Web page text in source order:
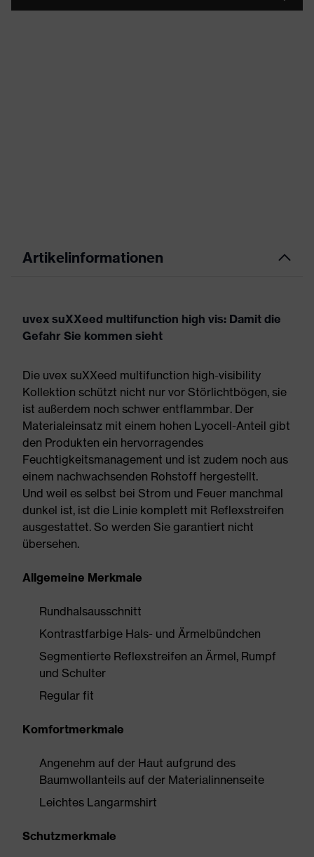
Artikelinformationen
uvex suXXeed multifunction high vis: Damit die
Gefahr Sie kommen sieht
Die uvex suXXeed multifunction high-visibility
Kollektion schützt nicht nur vor Störlichtbögen, sie
ist außerdem noch schwer entflammbar. Der
Materialeinsatz mit einem hohen Lyocell-Anteil gibt
den Produkten ein hervorragendes
Feuchtigkeitsmanagement und ist zudem noch aus
einem nachwachsenden Rohstoff hergestellt.
Und weil es selbst bei Strom und Feuer manchmal
dunkel ist, ist die Linie komplett mit Reflexstreifen
ausgestattet. So werden Sie garantiert nicht
übersehen.
Allgemeine Merkmale
Rundhalsausschnitt
Kontrastfarbige Hals- und Ärmelbündchen
Segmentierte Reflexstreifen an Ärmel, Rumpf
und Schulter
Regular fit
Komfortmerkmale
Angenehm auf der Haut aufgrund des
Baumwollanteils auf der Materialinnenseite
Leichtes Langarmshirt
Schutzmerkmale